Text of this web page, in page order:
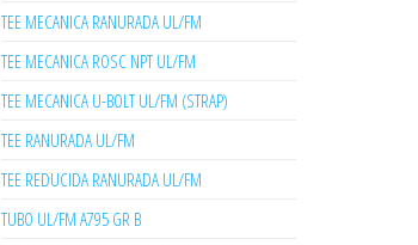
TEE MECANICA RANURADA UL/FM
TEE MECANICA ROSC NPT UL/FM
TEE MECANICA U-BOLT UL/FM (STRAP)
TEE RANURADA UL/FM
TEE REDUCIDA RANURADA UL/FM
TUBO UL/FM A795 GR B